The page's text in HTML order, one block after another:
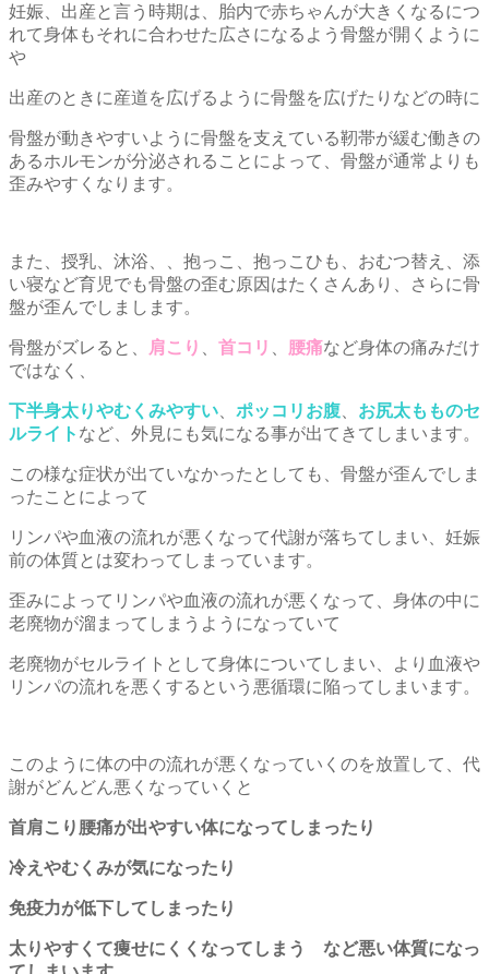
妊娠、出産と言う時期は、胎内で赤ちゃんが大きくなるにつ
れて身体もそれに合わせた広さになるよう骨盤が開くように
や
出産のときに産道を広げるように骨盤を広げたりなどの時に
骨盤が動きやすいように骨盤を支えている靭帯が緩む働きの
あるホルモンが分泌されることによって、骨盤が通常よりも
歪みやすくなります。
また、授乳、沐浴、、抱っこ、抱っこひも、おむつ替え、添
い寝など育児でも骨盤の歪む原因はたくさんあり、さらに骨
盤が歪んでしまします。
骨盤がズレると、 肩こり 首コリ 腰痛など身体の痛みだけ
ではなく、
下半身太りやむくみやすい ポッコリお腹
お尻太もものセ
ルライト など、外見にも気になる事が出てきてしまいます。
この様な症状が出ていなかったとしても、骨盤が歪んでしま
ったことによって
リンパや血液の流れが悪くなって代謝が落ちてしまい、妊娠
前の体質とは変わってしまっています。
歪みによってリンパや血液の流れが悪くなって、身体の中に
老廃物が溜まってしまうようになっていて
老廃物がセルライトとして身体についてしまい、より血液や
リンパの流れを悪くするという悪循環に陥ってしまいます。
このように体の中の流れが悪くなっていくのを放置して、代
謝がどんどん悪くなっていくと
首肩こり腰痛が出やすい体になってしまったり
冷えやむくみが気になったり
免疫力が低下してしまったり
太りやすくて痩せにくくなってしまう など悪い体質になっ